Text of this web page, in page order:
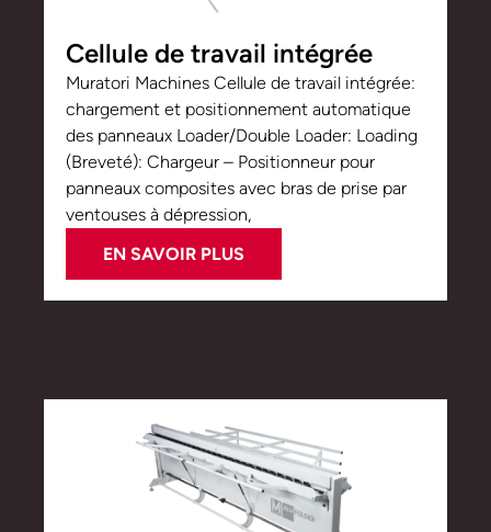
Cellule de travail intégrée
Muratori Machines Cellule de travail intégrée:
chargement et positionnement automatique
des panneaux Loader/Double Loader: Loading
(Breveté): Chargeur – Positionneur pour
panneaux composites avec bras de prise par
ventouses à dépression,
EN SAVOIR PLUS